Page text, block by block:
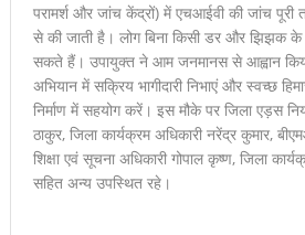
परामर्श और जांच केंद्रों) में एचआईवी की जांच पूरी
से की जाती है। लोग बिना किसी डर और झिझक
सकते हैं। उपायुक्त ने आम जनमानस से आह्वान
अभियान में सक्रिय भागीदारी निभाएं और स्वच्छ
निर्माण में सहयोग करें। इस मौके पर जिला एड़स
ठाकुर, जिला कार्यक्रम अधिकारी नरेंद्र कुमार,
शिक्षा एवं सूचना अधिकारी गोपाल कृष्ण, जिला
सहित अन्य उपस्थित रहे।